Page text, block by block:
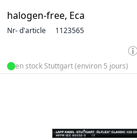
halogen-free, Eca
Nr- d'article 1123565
en stock Stuttgart (environ 5 jours)